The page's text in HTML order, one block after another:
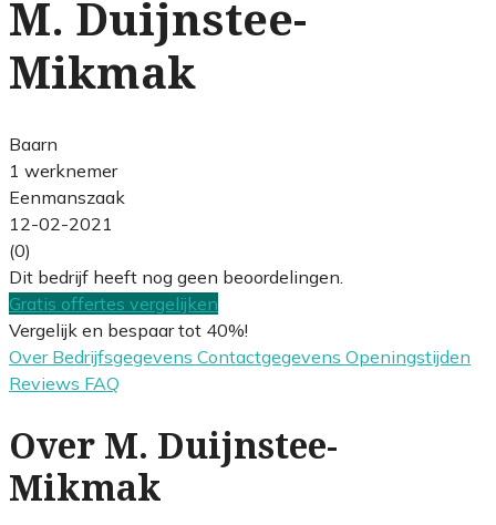
M. Duijnstee-
Mikmak
Baarn
1 werknemer
Eenmanszaak
12-02-2021
(0)
Dit bedrijf heeft nog geen beoordelingen.
Gratis offertes vergelijken
Vergelijk en bespaar tot 40%!
Over Bedrijfsgegevens Contactgegevens Openingstijden
Reviews FAQ
Over M. Duijnstee-
Mikmak